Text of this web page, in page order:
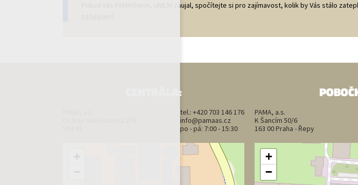
Pokud Vás PAMAtherm, UNILIN zaujal, spočítejte si pro zajímavost, kolik by Vás stálo
CENTRÁLA:
tel.:+420 703 146 176
info@pamaas.cz
po - pá: 7:00 - 15:30
PAMA, a.s.
K Šancím 50/6
163 00 Praha - Řepy
+
−